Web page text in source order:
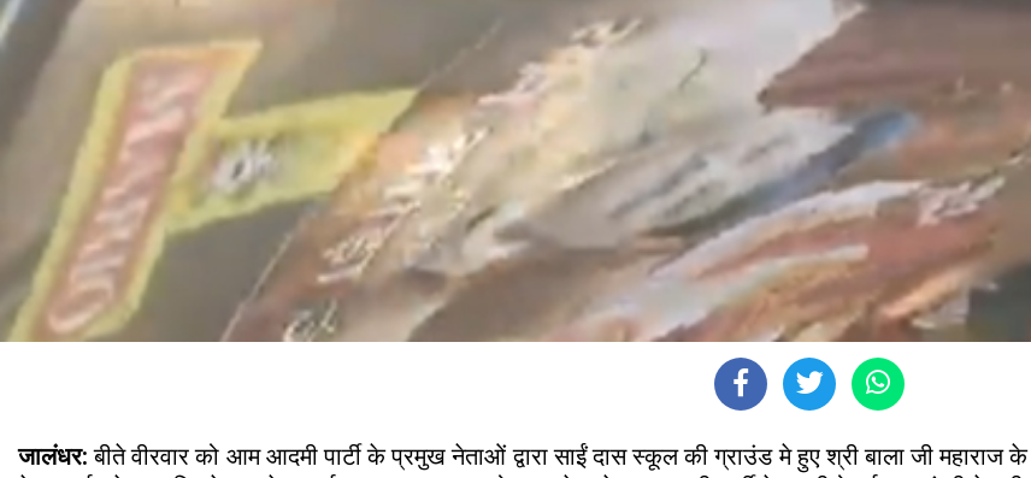
जालंधर: बीते वीरवार को आम आदमी पार्टी के प्रमुख नेताओं द्वारा साईं दास स्कूल की ग्राउंड मे हुए श्री बाला जी महाराज